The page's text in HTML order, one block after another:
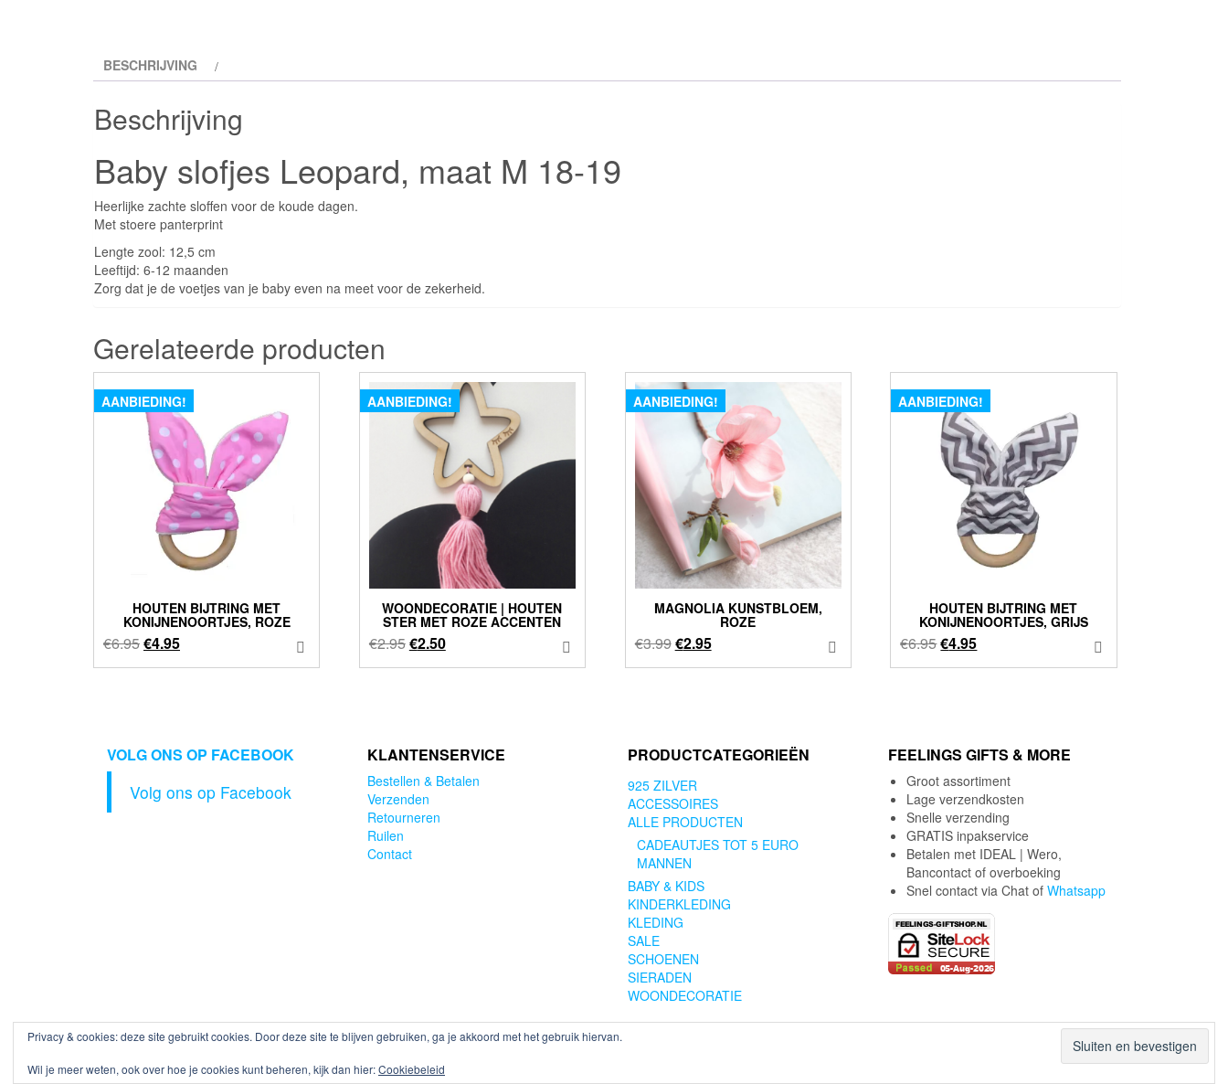
BESCHRIJVING
Beschrijving
Baby slofjes Leopard, maat M 18-19
Heerlijke zachte sloffen voor de koude dagen.
Met stoere panterprint
Lengte zool: 12,5 cm
Leeftijd: 6-12 maanden
Zorg dat je de voetjes van je baby even na meet voor de zekerheid.
Gerelateerde producten
AANBIEDING!
HOUTEN BIJTRING MET
KONIJNENOORTJES, ROZE
€6.95Oorspronkelijke
prijs
€4.95Huidige
prijs
AANBIEDING!
WOONDECORATIE | HOUTEN
STER MET ROZE ACCENTEN
€2.95Oorspronkelijke
prijs
€2.50Huidige
prijs
AANBIEDING!
MAGNOLIA KUNSTBLOEM,
ROZE
€3.99Oorspronkelijke
prijs
€2.95Huidige
prijs
AANBIEDING!
HOUTEN BIJTRING MET
KONIJNENOORTJES, GRIJS
€6.95Oorspronkelijke
prijs
€4.95Huidige
prijs
Privacy & cookies: deze site gebruikt cookies. Door deze site te blijven gebruiken, ga je akkoord met het gebruik hiervan.
Wil je meer weten, ook over hoe je cookies kunt beheren, kijk dan hier:Cookiebeleid
VOLG ONS OP FACEBOOK
Volg ons op Facebook
KLANTENSERVICE
Bestellen & Betalen
Verzenden
Retourneren
Ruilen
Contact
PRODUCTCATEGORIEËN
925 ZILVER
ACCESSOIRES
ALLE PRODUCTEN
CADEAUTJES TOT 5 EURO
MANNEN
BABY & KIDS
KINDERKLEDING
KLEDING
SALE
SCHOENEN
SIERADEN
WOONDECORATIE
FEELINGS GIFTS & MORE
Groot assortiment
Lage verzendkosten
Snelle verzending
GRATIS inpakservice
Betalen met IDEAL | Wero,
Bancontact of overboeking
Snel contact via Chat of Whatsapp